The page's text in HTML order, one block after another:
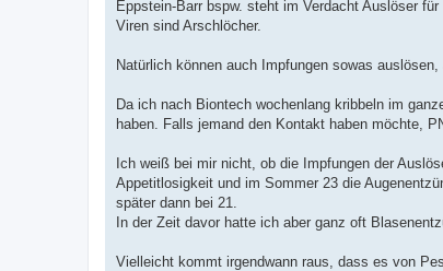
r
a
Eppstein-Barr bspw. steht im Verdacht Auslöser für
Viren sind Arschlöcher.
Natürlich können auch Impfungen sowas
Da ich nach Biontech wochenlang kribbeln im
haben. Falls jemand den Kontakt haben möchte,
Ich weiß bei mir nicht, ob die Impfungen der
Appetitlosigkeit und im Sommer 23 die
später dann bei 21.
In der Zeit davor hatte ich aber ganz oft
Vielleicht kommt irgendwann raus, dass es von